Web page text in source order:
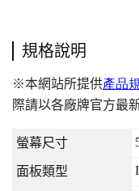
規格說明
※本網站所提供產品
際請以各廠牌官方最
螢幕尺寸
面板類型